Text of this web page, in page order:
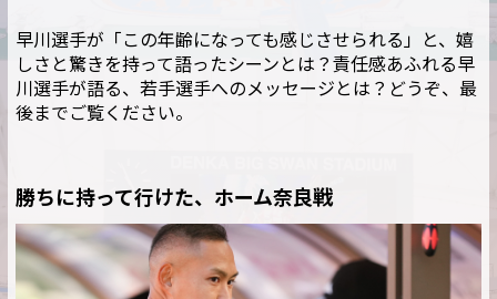
早川選手が「この年齢になっても感じさせられる」と、嬉
しさと驚きを持って語ったシーンとは？責任感あふれる早
川選手が語る、若手選手へのメッセージとは？どうぞ、最
後までご覧ください。
勝ちに持って行けた、ホーム奈良戦